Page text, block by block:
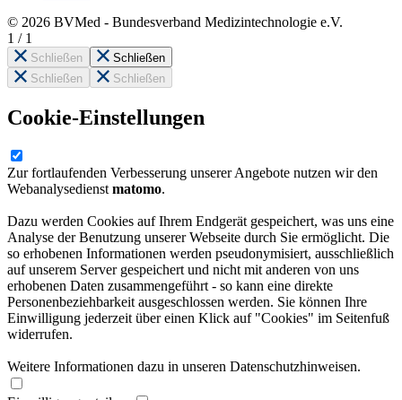
© 2026 BVMed - Bundesverband Medizintechnologie e.V.
1 / 1
Schließen
Schließen
Schließen
Schließen
Cookie-Einstellungen
Zur fortlaufenden Verbesserung unserer Angebote nutzen wir den
Webanalysedienstmatomo.
Dazu werden Cookies auf Ihrem Endgerät gespeichert, was uns eine
Analyse der Benutzung unserer Webseite durch Sie ermöglicht. Die
so erhobenen Informationen werden pseudonymisiert, ausschließlich
auf unserem Server gespeichert und nicht mit anderen von uns
erhobenen Daten zusammengeführt - so kann eine direkte
Personenbeziehbarkeit ausgeschlossen werden. Sie können Ihre
Einwilligung jederzeit über einen Klick auf "Cookies" im Seitenfuß
widerrufen.
Weitere Informationen dazu in unseren Datenschutzhinweisen.